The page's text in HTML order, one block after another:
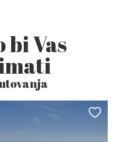
bi Vas